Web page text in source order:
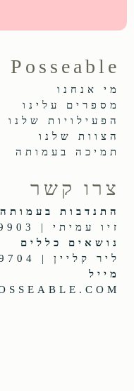
Posseable
מי אנחנו
מספרים עלינו
הפעילויות שלנו
הצוות שלנו
תמיכה בעמותה
צרו קשר
התנדבות בעמותה
זיו עמיתי | 052-6889903
נושאים כללים
ליר קליין | 052-4519704
מייל